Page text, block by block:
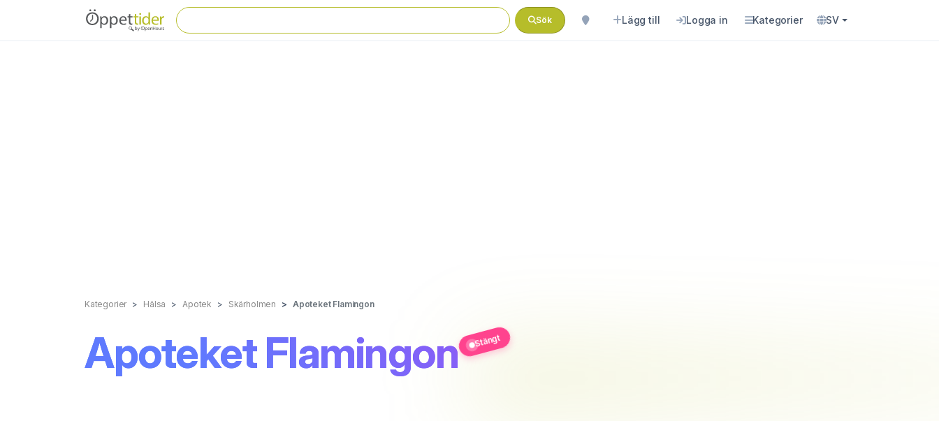
Sök Lägg till Logga in Kategorier SV
Kategorier Hälsa Apotek Skärholmen Apoteket Flamingon
Apoteket Flamingon Stängt